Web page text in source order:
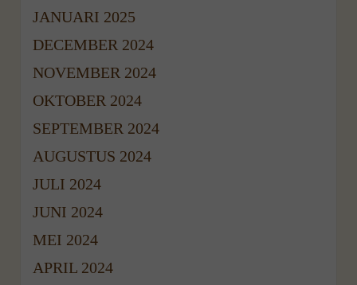
JANUARI 2025
DECEMBER 2024
NOVEMBER 2024
OKTOBER 2024
SEPTEMBER 2024
AUGUSTUS 2024
JULI 2024
JUNI 2024
MEI 2024
APRIL 2024